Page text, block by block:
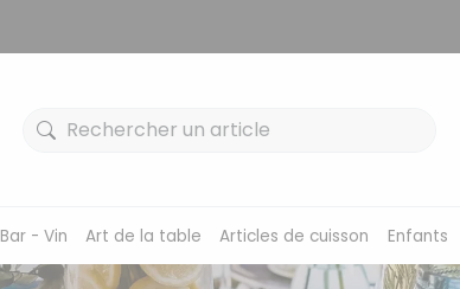
Bar - Vin Art de la table Articles de cuisson Enfants